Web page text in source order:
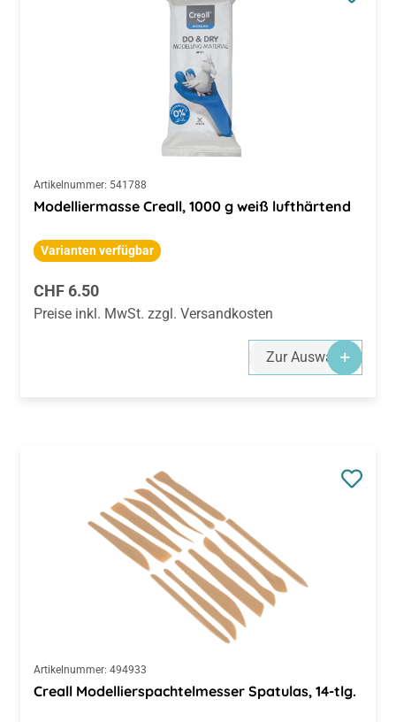
Artikelnummer: 541788
Modelliermasse Creall, 1000 g weiß lufthärtend
Varianten verfügbar
Regulärer Preis:
CHF 6.50
Preise inkl. MwSt. zzgl. Versandkosten
Zur Auswahl
Artikelnummer: 494933
Creall Modellierspachtelmesser Spatulas, 14-tlg.